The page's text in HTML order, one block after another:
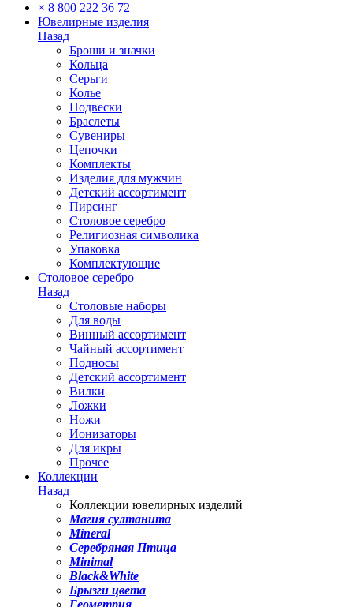
× 8 800 222 36 72
Ювелирные изделия
Назад
Броши и значки
Кольца
Серьги
Колье
Подвески
Браслеты
Сувениры
Цепочки
Комплекты
Изделия для мужчин
Детский ассортимент
Пирсинг
Столовое серебро
Религиозная символика
Упаковка
Комплектующие
Столовое серебро
Назад
Столовые наборы
Для воды
Винный ассортимент
Чайный ассортимент
Подносы
Детский ассортимент
Вилки
Ложки
Ножи
Ионизаторы
Для икры
Прочее
Коллекции
Назад
Коллекции ювелирных изделий
Магия султанита
Mineral
Серебряная Птица
Minimal
Black&White
Брызги цвета
Геометрия